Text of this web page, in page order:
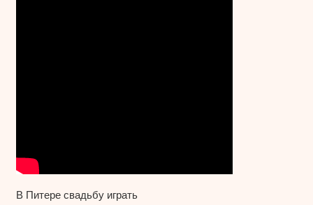
В Питере свадьбу играть